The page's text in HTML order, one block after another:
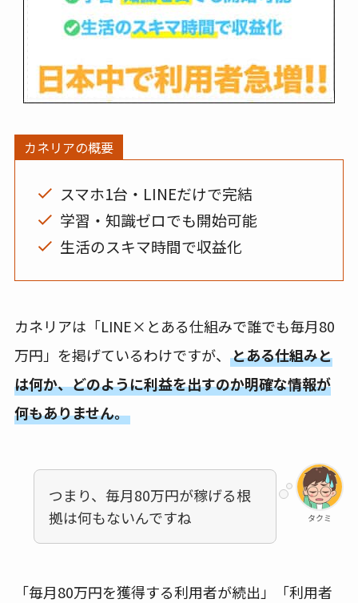
カネリアの概要
スマホ1台・LINEだけで完結
学習・知識ゼロでも開始可能
生活のスキマ時間で収益化
カネリアは「LINE×とある仕組みで誰でも毎月80
万円」を掲げているわけですが、 とある仕組みと
は何か、どのように利益を出すのか明確な情報が
何もありません。
タクミ
つまり、毎月80万円が稼げる根
拠は何もないんですね
「毎月80万円を獲得する利用者が続出」「利用者